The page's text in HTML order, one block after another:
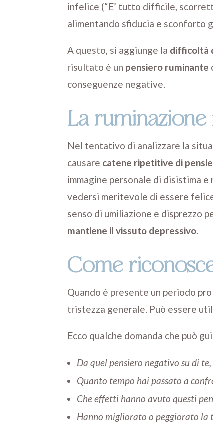
infelice (“E’ tutto difficile,
alimentando sfiducia e sconforto
A questo, si aggiunge la difficoltà
risultato è un pensiero ruminante
conseguenze negative.
La
Nel tentativo di analizzare la
causare catene ripetitive di
immagine personale di disistima
vedersi meritevole di essere
senso di umiliazione e disprezzo
mantiene il vissuto depressivo.
Come
Quando è presente un periodo
tristezza generale. Può essere
Ecco qualche domanda che può
Da quel pensiero negativo su di
Quanto tempo hai passato a
Che effetti hanno avuto questi
Hanno migliorato o peggiorato la